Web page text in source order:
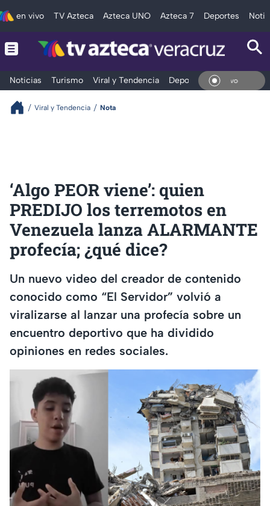
en vivo TV Azteca Azteca UNO Azteca 7 Deportes
Noticias Turismo Viral y Tendencia Deportes Espectáculos
En
Viral y Tendencia Nota
‘Algo PEOR viene’: quien
PREDIJO los terremotos en
Venezuela lanza ALARMANTE
profecía; ¿qué dice?
Un nuevo video del creador de contenido
conocido como “El Servidor” volvió a
viralizarse al lanzar una profecía sobre un
encuentro deportivo que ha dividido
opiniones en redes sociales.